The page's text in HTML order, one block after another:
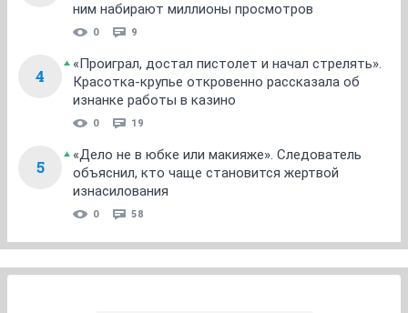
ним набирают миллионы просмотров
0 9
4
«Проиграл, достал пистолет и начал стрелять».
Красотка-крупье откровенно рассказала об
изнанке работы в казино
0 19
5
«Дело не в юбке или макияже». Следователь
объяснил, кто чаще становится жертвой
изнасилования
0 58